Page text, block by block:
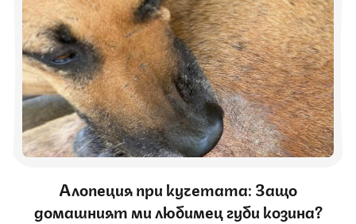
Алопеция при кучетата: Защо
домашният ми любимец губи козина?